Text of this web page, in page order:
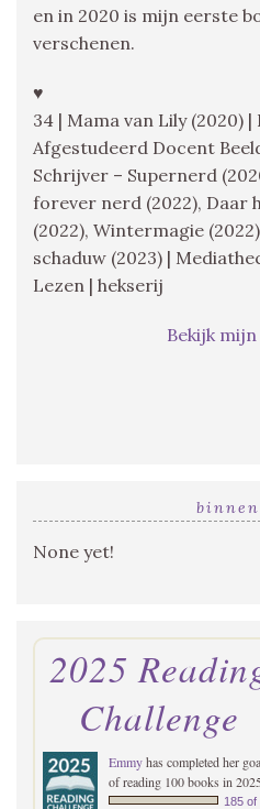
en in 2020 is mijn eerste
verschenen.
♥
34 | Mama van Lily (2020)
Afgestudeerd Docent
Schrijver – Supernerd
forever nerd (2022), Daar
(2022), Wintermagie
schaduw (2023) |
Lezen | hekserij
Bekijk
None yet!
2025
Challenge
Emmyhas completed her
of reading 100 books in
185 of